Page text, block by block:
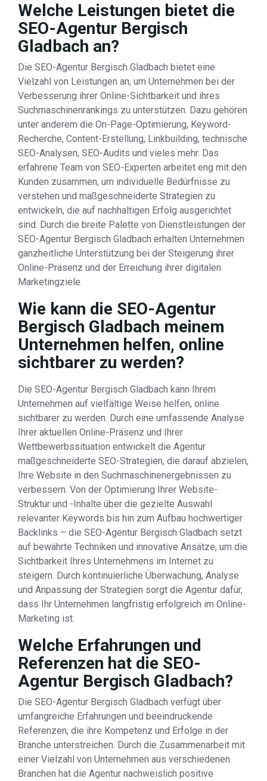
Welche Leistungen bietet die
SEO-Agentur Bergisch
Gladbach an?
Die SEO-Agentur Bergisch Gladbach bietet eine
Vielzahl von Leistungen an, um Unternehmen bei der
Verbesserung ihrer Online-Sichtbarkeit und ihres
Suchmaschinenrankings zu unterstützen. Dazu gehören
unter anderem die On-Page-Optimierung, Keyword-
Recherche, Content-Erstellung, Linkbuilding, technische
SEO-Analysen, SEO-Audits und vieles mehr. Das
erfahrene Team von SEO-Experten arbeitet eng mit den
Kunden zusammen, um individuelle Bedürfnisse zu
verstehen und maßgeschneiderte Strategien zu
entwickeln, die auf nachhaltigen Erfolg ausgerichtet
sind. Durch die breite Palette von Dienstleistungen der
SEO-Agentur Bergisch Gladbach erhalten Unternehmen
ganzheitliche Unterstützung bei der Steigerung ihrer
Online-Präsenz und der Erreichung ihrer digitalen
Marketingziele.
Wie kann die SEO-Agentur
Bergisch Gladbach meinem
Unternehmen helfen, online
sichtbarer zu werden?
Die SEO-Agentur Bergisch Gladbach kann Ihrem
Unternehmen auf vielfältige Weise helfen, online
sichtbarer zu werden. Durch eine umfassende Analyse
Ihrer aktuellen Online-Präsenz und Ihrer
Wettbewerbssituation entwickelt die Agentur
maßgeschneiderte SEO-Strategien, die darauf abzielen,
Ihre Website in den Suchmaschinenergebnissen zu
verbessern. Von der Optimierung Ihrer Website-
Struktur und -Inhalte über die gezielte Auswahl
relevanter Keywords bis hin zum Aufbau hochwertiger
Backlinks – die SEO-Agentur Bergisch Gladbach setzt
auf bewährte Techniken und innovative Ansätze, um die
Sichtbarkeit Ihres Unternehmens im Internet zu
steigern. Durch kontinuierliche Überwachung, Analyse
und Anpassung der Strategien sorgt die Agentur dafür,
dass Ihr Unternehmen langfristig erfolgreich im Online-
Marketing ist.
Welche Erfahrungen und
Referenzen hat die SEO-
Agentur Bergisch Gladbach?
Die SEO-Agentur Bergisch Gladbach verfügt über
umfangreiche Erfahrungen und beeindruckende
Referenzen, die ihre Kompetenz und Erfolge in der
Branche unterstreichen. Durch die Zusammenarbeit mit
einer Vielzahl von Unternehmen aus verschiedenen
Branchen hat die Agentur nachweislich positive